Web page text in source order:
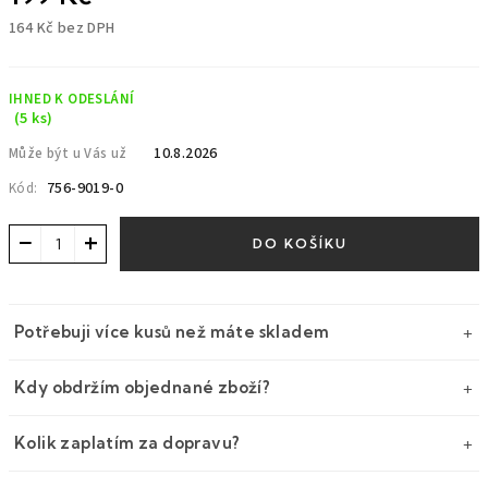
164 Kč bez DPH
IHNED K ODESLÁNÍ
(5 ks)
Může být u Vás už 10.8.2026
Kód: 756-9019-0
+
− DO KOŠÍKU
Potřebuji více kusů než máte skladem
Kdy obdržím objednané zboží?
Kolik zaplatím za dopravu?